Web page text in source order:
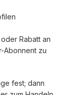
Rabatt an
Abonnent zu
fest; dann